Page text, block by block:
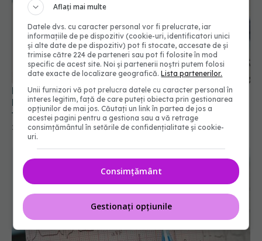
De ce 58% dintre adulți sunt afectați de
hipertensiune și care sunt riscurile întreruperii
tratamentului
27 mar 2026, 15:20
Aflați mai multe
Datele dvs. cu caracter personal vor fi prelucrate, iar
informațiile de pe dispozitiv (cookie-uri, identificatori unici
și alte date de pe dispozitiv) pot fi stocate, accesate de și
trimise către 224 de parteneri sau pot fi folosite în mod
specific de acest site. Noi și partenerii noștri putem folosi
date exacte de localizare geografică.Lista partenerilor.
Unii furnizori vă pot prelucra datele cu caracter personal în
interes legitim, față de care puteți obiecta prin gestionarea
opțiunilor de mai jos. Căutați un link în partea de jos a
acestei pagini pentru a gestiona sau a vă retrage
consimțământul în setările de confidențialitate și cookie-
uri.
Consimțământ
Gestionați opțiunile